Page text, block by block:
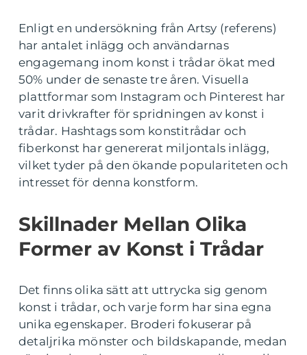
Enligt en undersökning från Artsy (referens)
har antalet inlägg och användarnas
engagemang inom konst i trådar ökat med
50% under de senaste tre åren. Visuella
plattformar som Instagram och Pinterest har
varit drivkrafter för spridningen av konst i
trådar. Hashtags som konstitrådar och
fiberkonst har genererat miljontals inlägg,
vilket tyder på den ökande populariteten och
intresset för denna konstform.
Skillnader Mellan Olika
Former av Konst i Trådar
Det finns olika sätt att uttrycka sig genom
konst i trådar, och varje form har sina egna
unika egenskaper. Broderi fokuserar på
detaljrika mönster och bildskapande, medan